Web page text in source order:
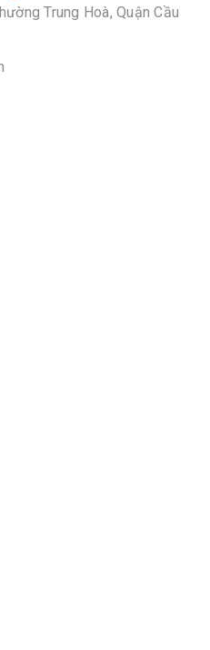
Trung Hoà, Quận Cầu